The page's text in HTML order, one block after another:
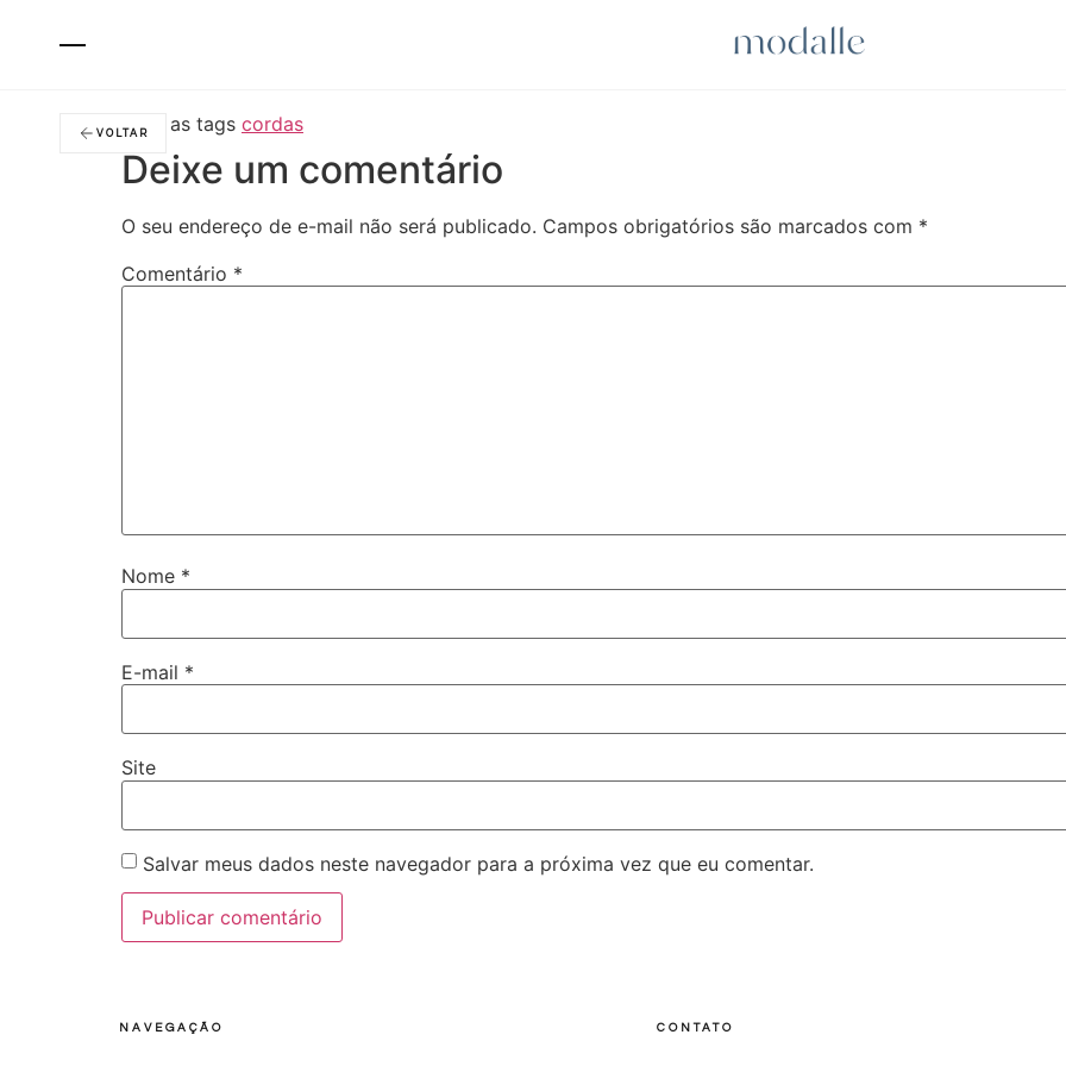
VOLTARCom as tags cordas
Deixe um comentário
O seu endereço de e-mail não será publicado. Campos obrigatórios são marcados com *
Comentário *
Nome *
E-mail *
Site
Salvar meus dados neste navegador para a próxima vez que eu comentar.
NAVEGAÇÃO CONTATO